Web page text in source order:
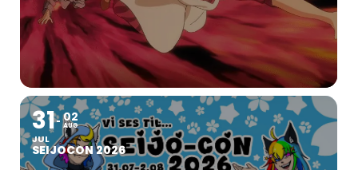
31
JUL
02
AUG
SEIJOCON 2026